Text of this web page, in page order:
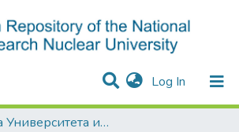
Log In (current)
& Collections
All of DSpace
Хроника Университета и упоминания в СМИ